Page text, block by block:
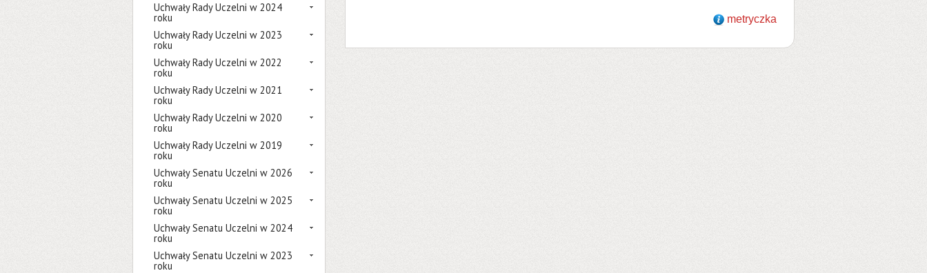
Uchwały Rady Uczelni w 2024
roku
Uchwały Rady Uczelni w 2023
roku
Uchwały Rady Uczelni w 2022
roku
Uchwały Rady Uczelni w 2021
roku
Uchwały Rady Uczelni w 2020
roku
Uchwały Rady Uczelni w 2019
roku
Uchwały Senatu Uczelni w 2026
roku
Uchwały Senatu Uczelni w 2025
roku
Uchwały Senatu Uczelni w 2024
roku
Uchwały Senatu Uczelni w 2023
roku
metryczka